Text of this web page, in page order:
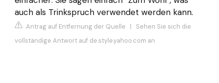
auch als Trinkspruch verwendet werden kann.
Antrag auf Entfernung der Quelle | Sehen Sie sich die
vollständige Antwort auf de.style.yahoo.com an